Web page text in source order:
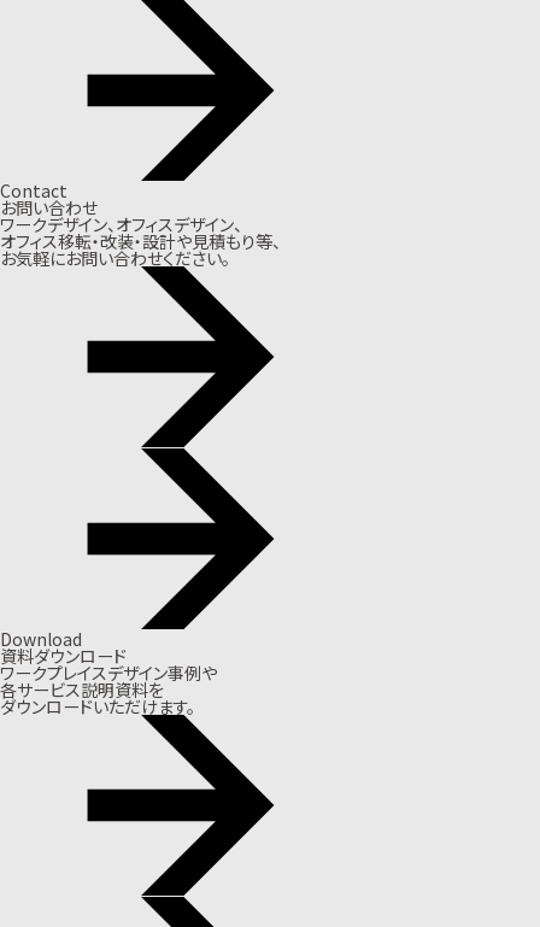
Contact
お問い合わせ
ワークデザイン、オフィスデザイン、
オフィス移転・改装・設計や見積もり等、
お気軽にお問い合わせください。
Download
資料ダウンロード
ワークプレイスデザイン事例や
各サービス説明資料を
ダウンロードいただけます。